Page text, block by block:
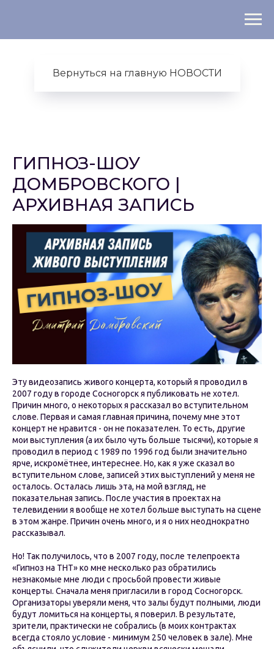
Вернуться на главную НОВОСТИ
ГИПНОЗ-ШОУ
ДОМБРОВСКОГО |
АРХИВНАЯ ЗАПИСЬ
Эту видеозапись живого концерта, который я проводил в
2007 году в городе Сосногорск я публиковать не хотел.
Причин много, о некоторых я рассказал во вступительном
слове. Первая и самая главная причина, почему мне этот
концерт не нравится - он не показателен. То есть, другие
мои выступления (а их было чуть больше тысячи), которые я
проводил в период с 1989 по 1996 год были значительно
ярче, искромётнее, интереснее. Но, как я уже сказал во
вступительном слове, записей этих выступлений у меня не
осталось. Осталась лишь эта, на мой взгляд, не
показательная запись. После участия в проектах на
телевидении я вообще не хотел больше выступать на сцене
в этом жанре. Причин очень много, и я о них неоднократно
рассказывал.
Но! Так получилось, что в 2007 году, после телепроекта
«Гипноз на ТНТ» ко мне несколько раз обратились
незнакомые мне люди с просьбой провести живые
концерты. Сначала меня пригласили в город Сосногорск.
Организаторы уверяли меня, что залы будут полными, люди
будут ломиться на концерты, я поверил. В результате,
зрители, практически не собрались (в моих контрактах
всегда стояло условие - минимум 250 человек в зале). Мне